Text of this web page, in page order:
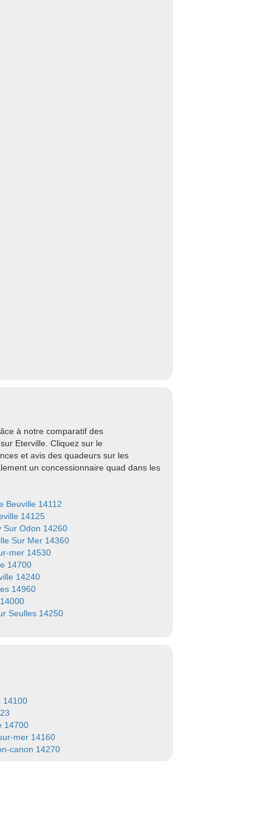
à notre comparatif des
Eterville. Cliquez sur le
et avis des quadeurs sur les
un concessionnaire quad dans les
Beuville 14112
14125
Sur Odon 14260
Sur Mer 14360
mer 14530
14700
14240
14960
Seulles 14250
14100
14700
mer 14160
canon 14270